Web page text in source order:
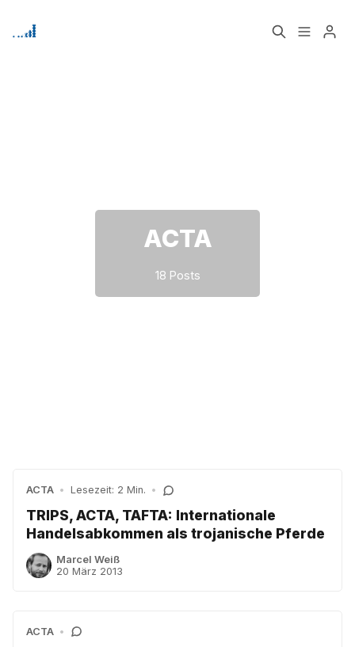
ACTA
18 Posts
ACTA • Lesezeit: 2 Min. •
TRIPS, ACTA, TAFTA: Internationale
Handelsabkommen als trojanische Pferde
Marcel Weiß
20 März 2013
ACTA •